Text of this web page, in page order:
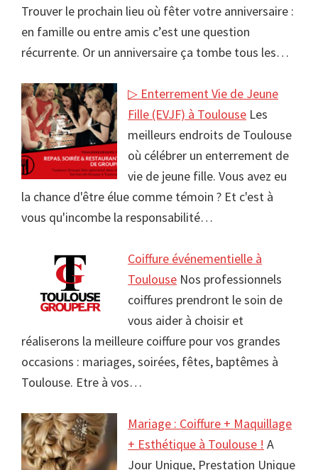
Trouver le prochain lieu où fêter votre anniversaire :
en famille ou entre amis c’est une question
récurrente. Or un anniversaire ça tombe tous les…
▷ Enterrement Vie de Jeune
Fille (EVJF) à Toulouse Les
meilleurs endroits de Toulouse
où célébrer un enterrement de
vie de jeune fille. Vous avez eu
la chance d'être élue comme témoin ? Et c'est à
vous qu'incombe la responsabilité…
Coiffure événementielle à
Toulouse Nos professionnels
coiffures prendront le soin de
vous aider à choisir et
réaliserons la meilleure coiffure pour vos grandes
occasions : mariages, soirées, fêtes, baptêmes à
Toulouse. Etre à vos…
Mariage : Coiffure + Maquillage
+ Esthétique à Toulouse ! A
Jour Unique, Prestation Unique